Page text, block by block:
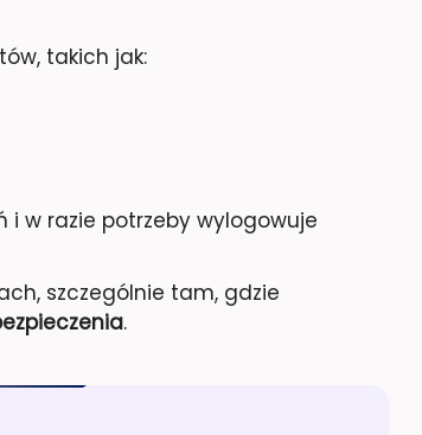
takich jak:
w razie potrzeby wylogowuje
szczególnie tam, gdzie
.